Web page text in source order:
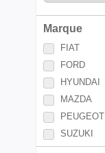
Marque
FIAT
FORD
HYUNDAI
MAZDA
PEUGEOT
SUZUKI